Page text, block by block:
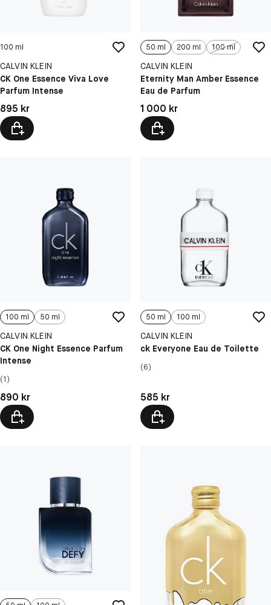
100 ml
CALVIN KLEIN
CK One Essence Viva Love
Parfum Intense
Pris: 895 kr
895 kr
50 ml 200 ml 100 ml
CALVIN KLEIN
Eternity Man Amber Essence
Eau de Parfum
Pris: 1 000 kr
1 000 kr
100 ml 50 ml
CALVIN KLEIN
CK One Night Essence Parfum
Intense
(1)
Pris: 890 kr
890 kr
50 ml 100 ml
CALVIN KLEIN
ck Everyone Eau de Toilette
(6)
Pris: 585 kr
585 kr